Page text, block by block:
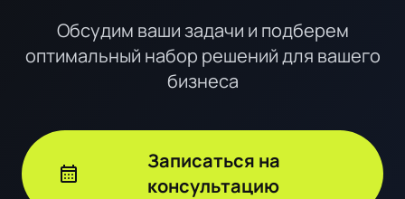
Обсудим ваши задачи и подберем
оптимальный набор решений для вашего
бизнеса
calendar_month
Записаться на
консультацию